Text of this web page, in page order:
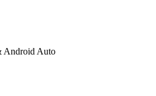
Android Auto